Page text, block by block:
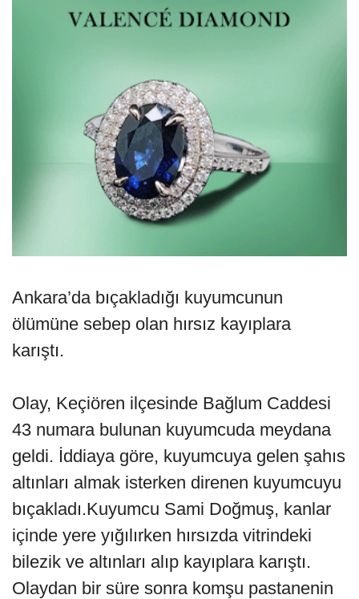
Ankara’da bıçakladığı kuyumcunun
ölümüne sebep olan hırsız kayıplara
karıştı.
Olay, Keçiören ilçesinde Bağlum Caddesi
43 numara bulunan kuyumcuda meydana
geldi. İddiaya göre, kuyumcuya gelen şahıs
altınları almak isterken direnen kuyumcuyu
bıçakladı.Kuyumcu Sami Doğmuş, kanlar
içinde yere yığılırken hırsızda vitrindeki
bilezik ve altınları alıp kayıplara karıştı.
Olaydan bir süre sonra komşu pastanenin